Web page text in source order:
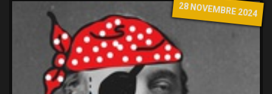
28 NOVEMBRE 2024